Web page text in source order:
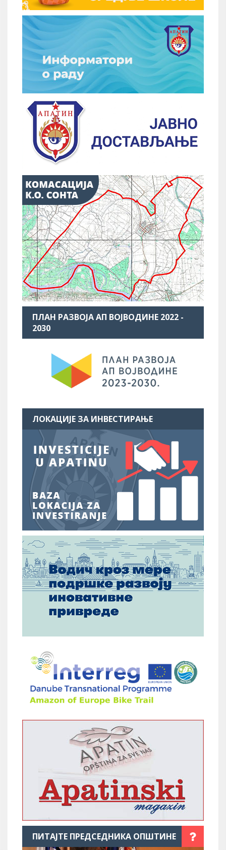
ПЛАН РАЗВОЈА АП ВОЈВОДИНЕ 2022 -
2030
ЛОКАЦИЈЕ ЗА ИНВЕСТИРАЊЕ
ПИТАЈТЕ ПРЕДСЕДНИКА ОПШТИНЕ